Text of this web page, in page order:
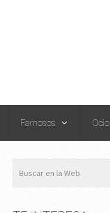
Famosos Ocio